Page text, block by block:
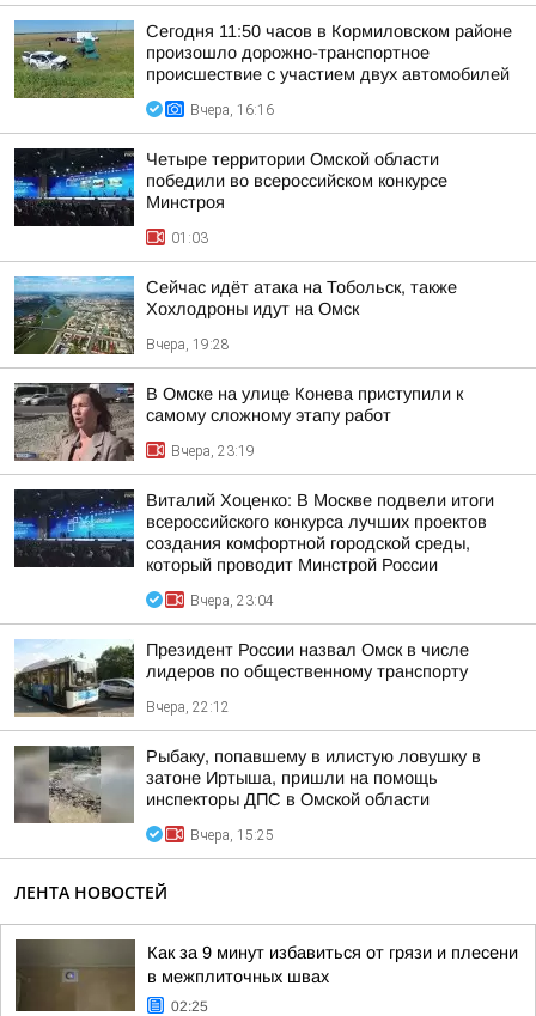
Сегодня 11:50 часов в Кормиловском районе
произошло дорожно-транспортное
происшествие с участием двух автомобилей
Вчера, 16:16
Четыре территории Омской области
победили во всероссийском конкурсе
Минстроя
01:03
Сейчас идёт атака на Тобольск, также
Хохлодроны идут на Омск
Вчера, 19:28
В Омске на улице Конева приступили к
самому сложному этапу работ
Вчера, 23:19
Виталий Хоценко: В Москве подвели итоги
всероссийского конкурса лучших проектов
создания комфортной городской среды,
который проводит Минстрой России
Вчера, 23:04
Президент России назвал Омск в числе
лидеров по общественному транспорту
Вчера, 22:12
Рыбаку, попавшему в илистую ловушку в
затоне Иртыша, пришли на помощь
инспекторы ДПС в Омской области
Вчера, 15:25
ЛЕНТА НОВОСТЕЙ
Как за 9 минут избавиться от грязи и плесени
в межплиточных швах
02:25